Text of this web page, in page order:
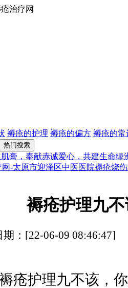
褥疮的护理 褥疮的偏方 褥疮的常
-太原市迎泽区中医医院褥疮烧
褥疮护理九
期：[22-06-09
护理九不该，你